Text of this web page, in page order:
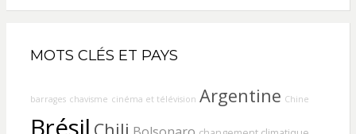
MOTS CLÉS ET PAYS
barrages chavisme cinéma et télévision Argentine Chine